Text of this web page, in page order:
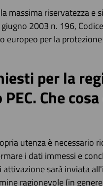
riservatezza e
2003 n. 196,
europeo per la
per la
Che
utenza è necessario
i dati immessi e
sarà inviata
ragionevole (in